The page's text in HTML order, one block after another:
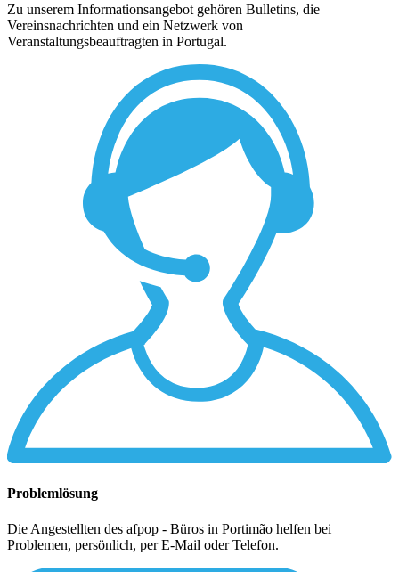
Zu unserem Informationsangebot gehören Bulletins, die
Vereinsnachrichten und ein Netzwerk von
Veranstaltungsbeauftragten in Portugal.
Problemlösung
Die Angestellten des afpop - Büros in Portimão helfen bei
Problemen, persönlich, per E-Mail oder Telefon.